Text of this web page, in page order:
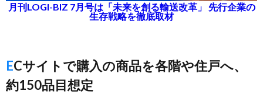
月刊LOGI-BIZ 7月号は「未来を創る輸送改革」 先行企業の
生存戦略を徹底取材
ECサイトで購入の商品を各階や住戸へ、
約150品目想定